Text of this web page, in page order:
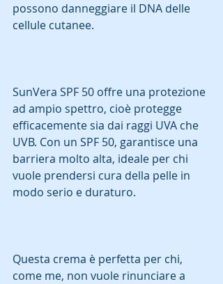
possono danneggiare il DNA delle
cellule cutanee.
SunVera SPF 50 offre una protezione
ad ampio spettro, cioè protegge
efficacemente sia dai raggi UVA che
UVB. Con un SPF 50, garantisce una
barriera molto alta, ideale per chi
vuole prendersi cura della pelle in
modo serio e duraturo.
Questa crema è perfetta per chi,
come me, non vuole rinunciare a